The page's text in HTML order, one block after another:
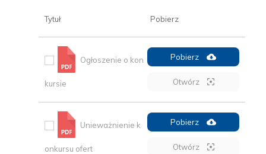
Tytuł Pobierz
Ogłoszenie o kon
kursie
Pobierz
Otwórz
Unieważnienie k
onkursu ofert
Pobierz
Otwórz